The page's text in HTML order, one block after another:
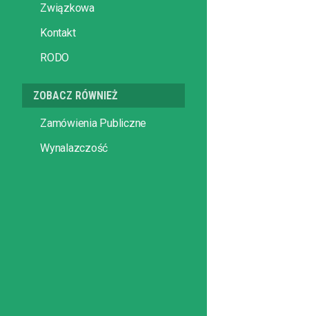
Związkowa
Kontakt
RODO
ZOBACZ RÓWNIEŻ
Zamówienia Publiczne
Wynalazczość